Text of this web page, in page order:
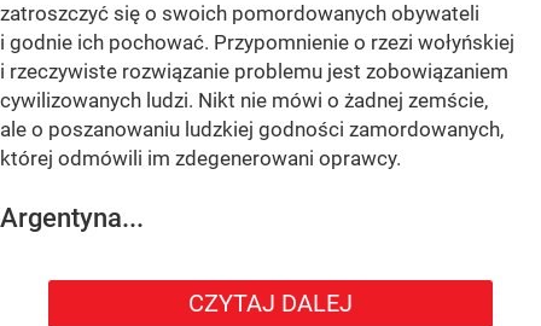
zatroszczyć się o swoich pomordowanych obywateli
i godnie ich pochować. Przypomnienie o rzezi wołyńskiej
i rzeczywiste rozwiązanie problemu jest zobowiązaniem
cywilizowanych ludzi. Nikt nie mówi o żadnej zemście,
ale o poszanowaniu ludzkiej godności zamordowanych,
której odmówili im zdegenerowani oprawcy.
Argentyna...
CZYTAJ DALEJ